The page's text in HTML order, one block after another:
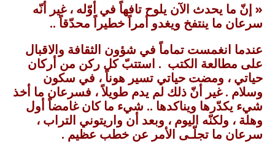
« إنّ ما يحدث الآن يلوح تافهاً في أوّله ، غير أنّه
سرعان ما ينتفخ ويغدو أمراً خطيراً محدّقاً ..
عندما انغمست تماماً في شؤون الثقافة والاقبال
على مطالعة الكتب . استتبّ كل ركن من أركان
حياتي ، ومضت حياتي تسير هوناً ، في سكون
وسلام . غير أنّ ذلك لم يدم طويلاً ، فسرعان ما أخذ
شيء يكدّرها ويناكدها .. شيء ما كان غامضاً أول
وهلة ، ولكنّه اليوم ، وبعد أن واريتوني التراب ،
سرعان ما تجلّـى الأمر عن خطب عظيم .